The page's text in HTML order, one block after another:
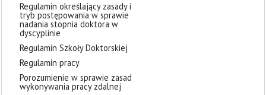
Regulamin określający zasady i
tryb postępowania w sprawie
nadania stopnia doktora w
dyscyplinie
Regulamin Szkoły Doktorskiej
Regulamin pracy
Porozumienie w sprawie zasad
wykonywania pracy zdalnej